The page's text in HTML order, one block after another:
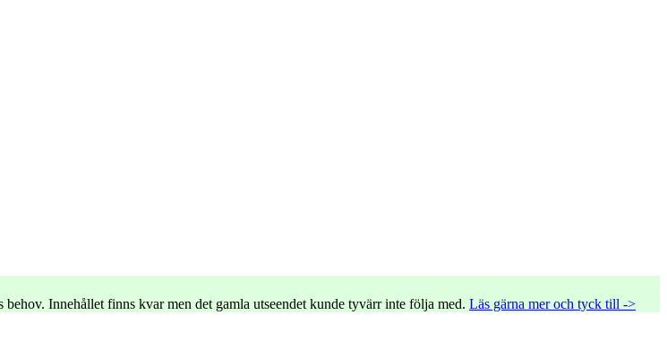
Innehållet finns kvar men det gamla utseendet kunde tyvärr inte följa med. Läs gärna mer och tyck till ->